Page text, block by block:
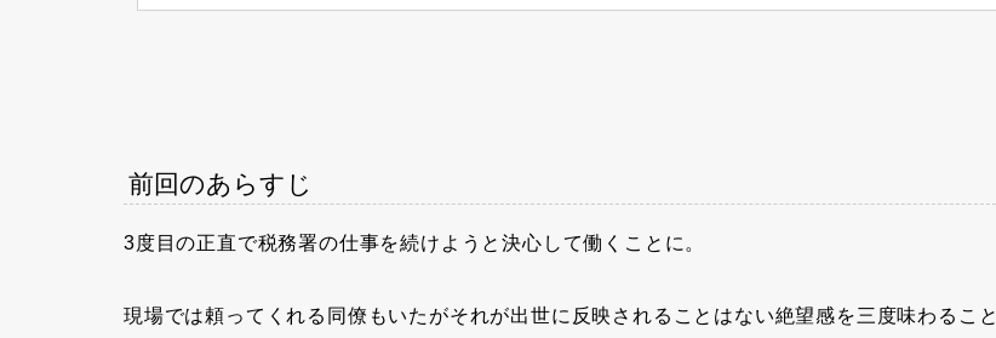
前回のあらすじ
3度目の正直で税務署の仕事を続けようと決心して働くことに。
現場では頼ってくれる同僚もいたがそれが出世に反映されることはない絶望感を三度味わること